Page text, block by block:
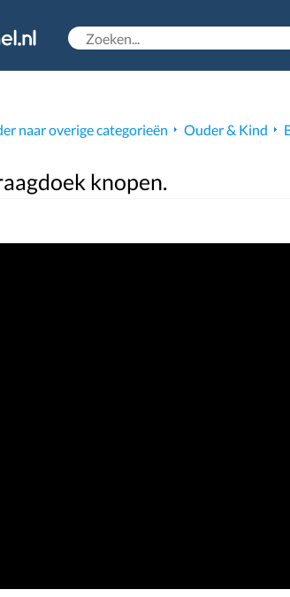
naar overige categorieën Ouder & Kind
knopen.